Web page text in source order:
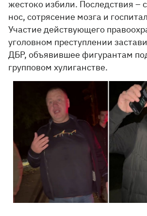
жестоко избили. Последствия –
нос, сотрясение мозга и
Участие действующего
уголовном преступлении
ДБР, объявившее фигурантам
групповом хулиганстве.